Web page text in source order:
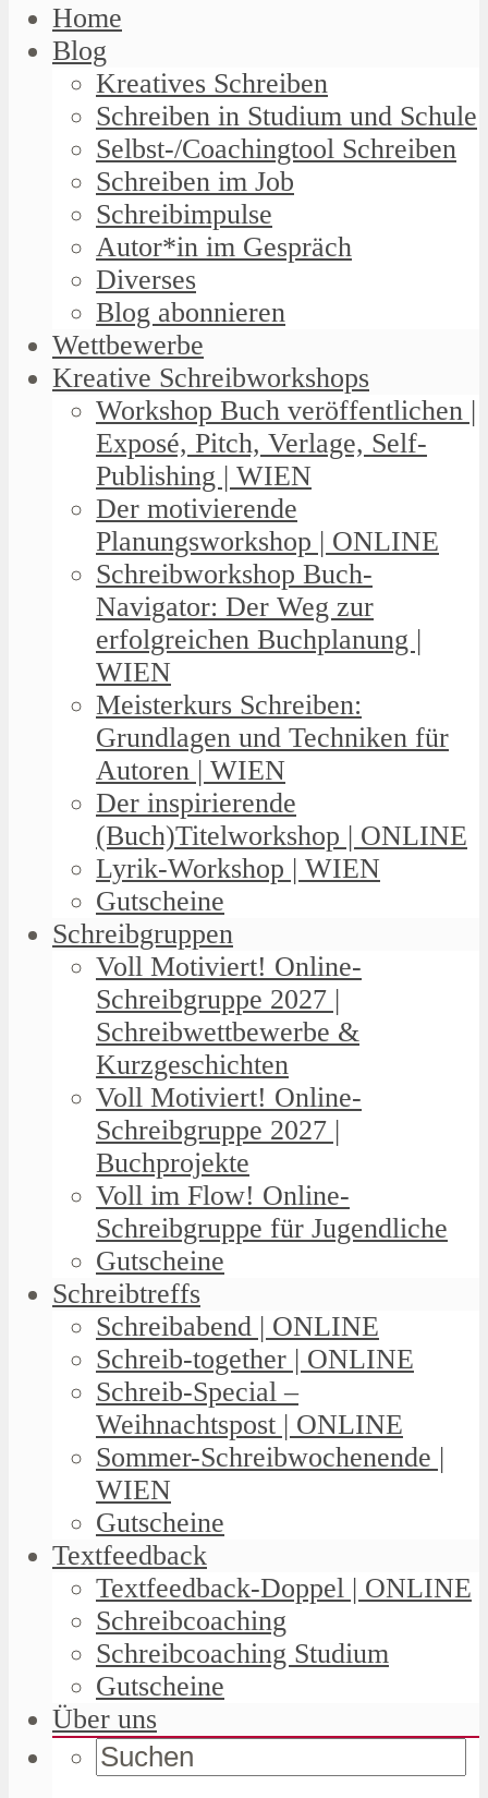
Home
Blog
Kreatives Schreiben
Schreiben in Studium und Schule
Selbst-/Coachingtool Schreiben
Schreiben im Job
Schreibimpulse
Autor*in im Gespräch
Diverses
Blog abonnieren
Wettbewerbe
Kreative Schreibworkshops
Workshop Buch veröffentlichen |
Exposé, Pitch, Verlage, Self-
Publishing | WIEN
Der motivierende
Planungsworkshop | ONLINE
Schreibworkshop Buch-
Navigator: Der Weg zur
erfolgreichen Buchplanung |
WIEN
Meisterkurs Schreiben:
Grundlagen und Techniken für
Autoren | WIEN
Der inspirierende
(Buch)Titelworkshop | ONLINE
Lyrik-Workshop | WIEN
Gutscheine
Schreibgruppen
Voll Motiviert! Online-
Schreibgruppe 2027 |
Schreibwettbewerbe &
Kurzgeschichten
Voll Motiviert! Online-
Schreibgruppe 2027 |
Buchprojekte
Voll im Flow! Online-
Schreibgruppe für Jugendliche
Gutscheine
Schreibtreffs
Schreibabend | ONLINE
Schreib-together | ONLINE
Schreib-Special –
Weihnachtspost | ONLINE
Sommer-Schreibwochenende |
WIEN
Gutscheine
Textfeedback
Textfeedback-Doppel | ONLINE
Schreibcoaching
Schreibcoaching Studium
Gutscheine
Über uns